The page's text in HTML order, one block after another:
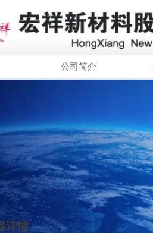
公司简介
详情